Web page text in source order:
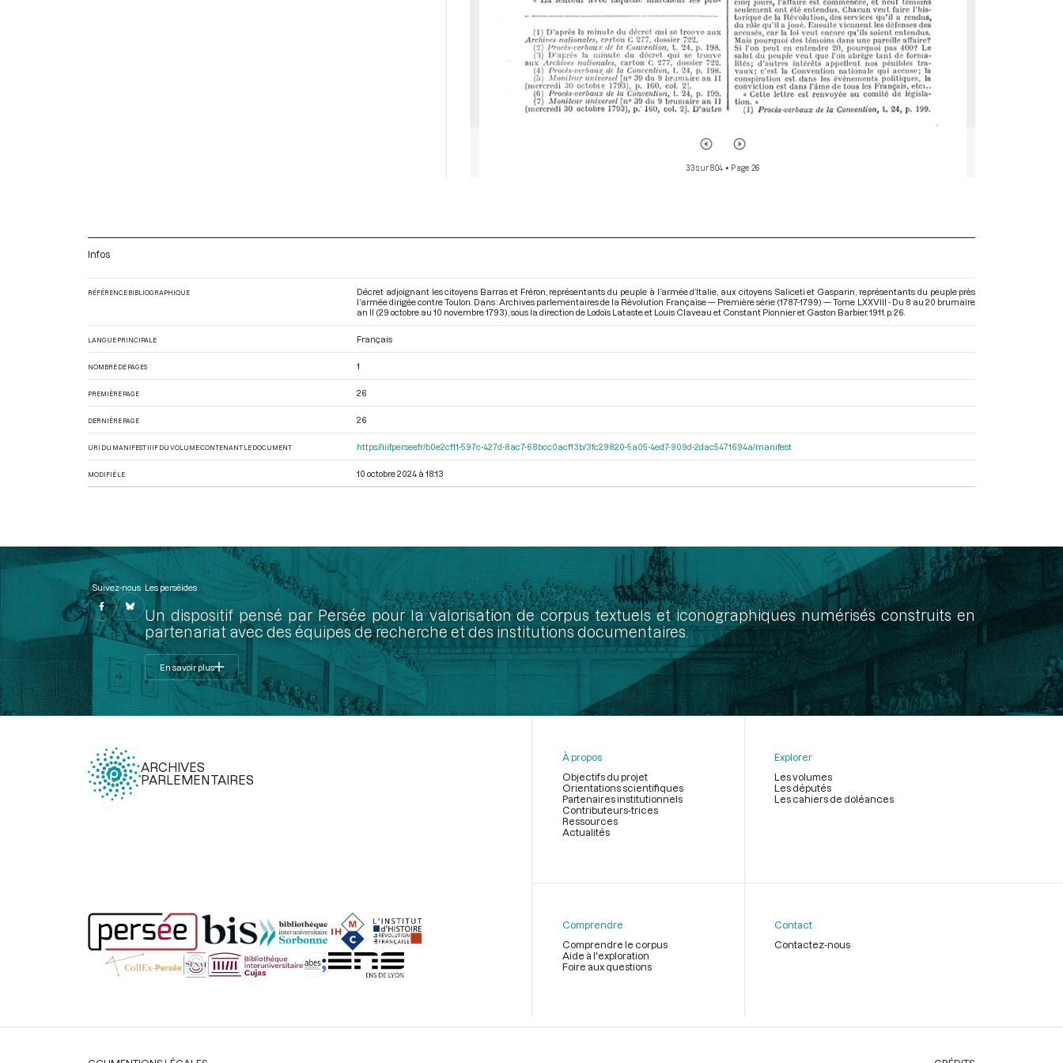
33 sur 804 • Page 26
Infos
RÉFÉRENCE BIBLIOGRAPHIQUE
Décret adjoignant les citoyens Barras et Fréron, représentants du peuple à l’armée d’Italie, aux citoyens Saliceti et Gasparin, représentants du peuple près
l’armée dirigée contre Toulon. Dans : Archives parlementaires de la Révolution Française — Première série (1787-1799) — Tome LXXVIII - Du 8 au 20 brumaire
an II (29 octobre au 10 novembre 1793) , sous la direction de Lodoïs Lataste et Louis Claveau et Constant Pionnier et Gaston Barbier. 1911. p. 26.
LANGUE PRINCIPALE Français
NOMBRE DE PAGES 1
PREMIÈRE PAGE 26
DERNIÈRE PAGE 26
URI DU MANIFEST IIIF DU VOLUME CONTENANT LE DOCUMENT https://iiif.persee.fr/b0e2cf11-597c-427d-8ac7-68bcc0acf13b/3fc29820-5a05-4ed7-909d-2dac5471694a/manifest
MODIFIÉ LE 10 octobre 2024 à 18:13
Suivez-nous Les perséides
Un dispositif pensé par Persée pour la valorisation de corpus textuels et iconographiques numérisés construits en
partenariat avec des équipes de recherche et des institutions documentaires.
En savoir plus
ARCHIVES
PARLEMENTAIRES
page
À propos
Objectifs du projet
Orientations scientifiques
Partenaires institutionnels
Contributeurs-trices
Ressources
Actualités
Explorer
Les volumes
Les députés
Les cahiers de doléances
Comprendre
Comprendre le corpus
Aide à l'exploration
Foire aux questions
Contact
Contactez-nous
Légal